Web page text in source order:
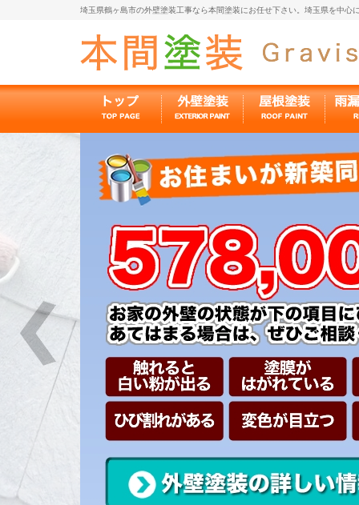
埼玉県鶴ヶ島市の外壁塗装工事なら本間塗装にお任せ下さい。埼玉県を中